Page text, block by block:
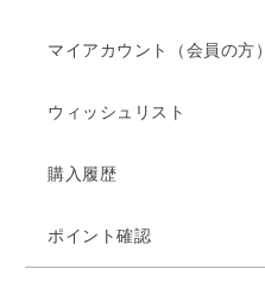
マイアカウント（会員の方）
ウィッシュリスト
購入履歴
ポイント確認